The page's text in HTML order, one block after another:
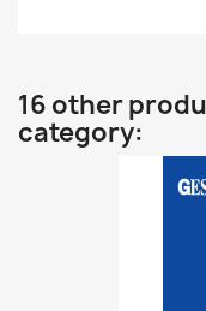
16 other
category: